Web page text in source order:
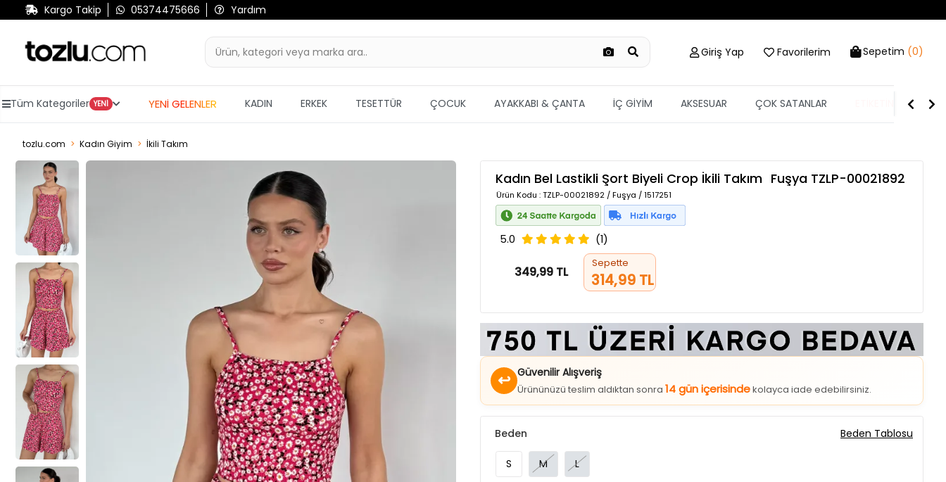
Kargo Takip 05374475666 Yardım
Giriş Yap Favorilerim Sepetim (0)
Tüm Kategoriler YENİ YENİ GELENLER KADIN ERKEK TESETTÜR ÇOCUK AYAKKABI & ÇANTA İÇ GİYİM AKSESUAR ÇOK SATANLAR ETİKETİN YARISI
tozlu.com Kadın Giyim İkili Takım
Kadın Bel Lastikli Şort Biyeli Crop İkili Takım Fuşya TZLP-00021892
Ürün Kodu : TZLP-00021892 / Fuşya / 1517251
5.0 (1)
349,99 TL
Sepette
314,99 TL
↩ Güvenilir Alışveriş
Ürününüzü teslim aldıktan sonra14 gün içerisindekolayca iade edebilirsiniz.
S